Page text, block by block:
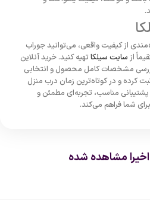
از کیفیت واقعی، می‌توانید جوراب
از سایت سیلکا تهیه کنید. خرید آنلاین
بررسی مشخصات کامل محصول و انتخابی
کرده و در کوتاه‌ترین زمان درب منزل
مناسب، تجربه‌ای مطمئن و
شما فراهم می‌کند.
مشاهده شده